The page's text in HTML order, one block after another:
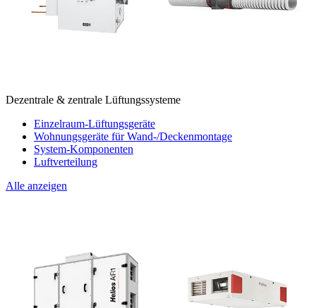
Dezentrale & zentrale Lüftungssysteme
Einzelraum-Lüftungsgeräte
Wohnungsgeräte für Wand-/Deckenmontage
System-Komponenten
Luftverteilung
Alle anzeigen